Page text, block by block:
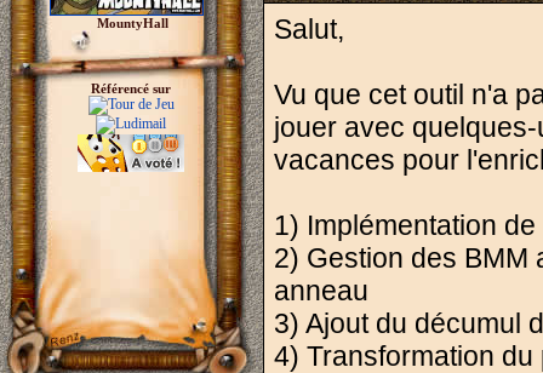
MountyHall
Référencé sur
Salut,
Vu que cet outil n'a
jouer avec
vacances pour
1) Implémentation
2) Gestion des BMM
anneau
3) Ajout du décumul
4) Transformation